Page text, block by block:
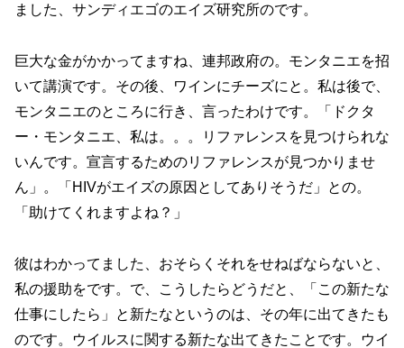
ました、サンディエゴのエイズ研究所のです。
巨大な金がかかってますね、連邦政府の。モンタニエを招
いて講演です。その後、ワインにチーズにと。私は後で、
モンタニエのところに行き、言ったわけです。「ドクタ
ー・モンタニエ、私は。。。リファレンスを見つけられな
いんです。宣言するためのリファレンスが見つかりませ
ん」。「HIVがエイズの原因としてありそうだ」との。
「助けてくれますよね？」
彼はわかってました、おそらくそれをせねばならないと、
私の援助をです。で、こうしたらどうだと、「この新たな
仕事にしたら」と新たなというのは、その年に出てきたも
のです。ウイルスに関する新たな出てきたことです。ウイ